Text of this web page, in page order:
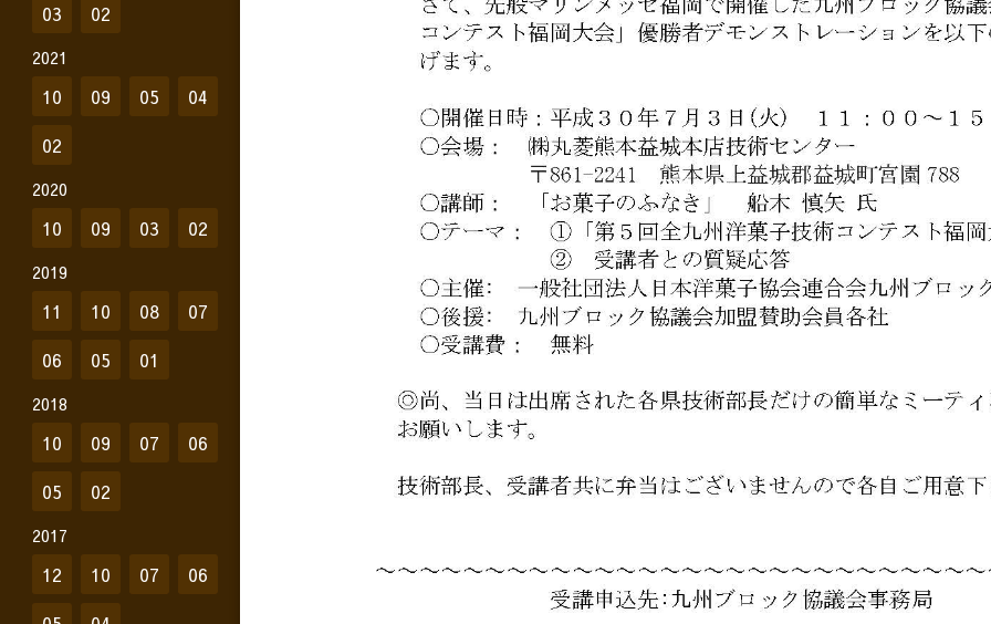
03
02
2021
10 09 05
04
02
2020
10 09 03 02
2019
11 10 08
07
06
05 01
2018
10 09 07
06
05
02
2017
12 10 07
06